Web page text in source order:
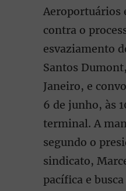
Aeroportuários
contra o
esvaziamento
Santos
Janeiro, e
6 de junho, às
terminal. A
segundo o
sindicato,
pacífica e